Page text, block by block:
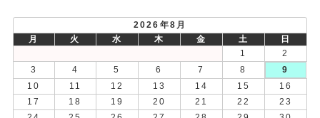
2026年8月
月
火 水 木 金 土
日
1
2
3
4 5 6 7 8
9
10
11 12 13 14 15
16
17
18 19 20 21 22
23